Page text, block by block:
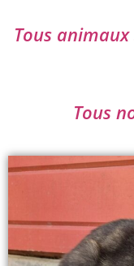
Tous
Tous